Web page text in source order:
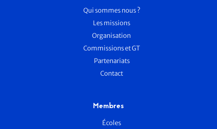
Qui sommes nous ?
Les missions
Organisation
Commissions et GT
Partenariats
Contact
Membres
Écoles